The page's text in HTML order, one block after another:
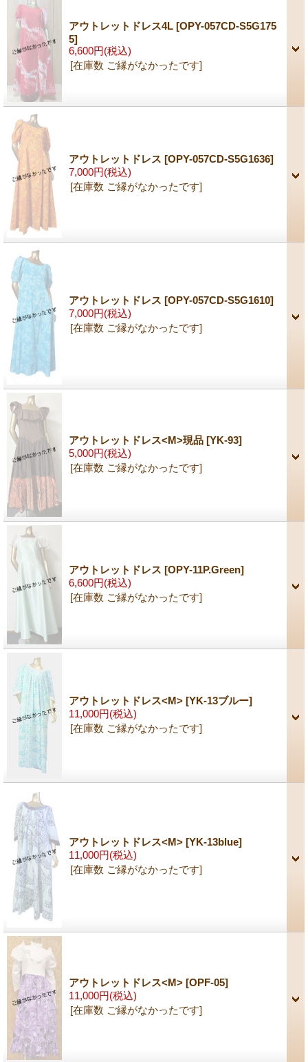
アウトレットドレス4L [OPY-057CD-S5G175
5]
6,600円(税込)
[在庫数 ご縁がなかったです]
アウトレットドレス [OPY-057CD-S5G1636]
7,000円(税込)
[在庫数 ご縁がなかったです]
アウトレットドレス [OPY-057CD-S5G1610]
7,000円(税込)
[在庫数 ご縁がなかったです]
アウトレットドレス<M>現品 [YK-93]
5,000円(税込)
[在庫数 ご縁がなかったです]
アウトレットドレス [OPY-11P.Green]
6,600円(税込)
[在庫数 ご縁がなかったです]
アウトレットドレス<M> [YK-13ブルー]
11,000円(税込)
[在庫数 ご縁がなかったです]
アウトレットドレス<M> [YK-13blue]
11,000円(税込)
[在庫数 ご縁がなかったです]
アウトレットドレス<M> [OPF-05]
11,000円(税込)
[在庫数 ご縁がなかったです]